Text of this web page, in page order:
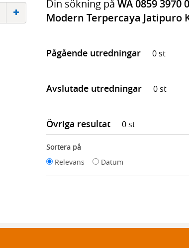
Din sökning påWA 0859
Modern Terpercaya Jatipuro
Pågående utredningar 0 st
Avslutade utredningar 0 st
Övriga resultat 0 st
Sortera på
Relevans
Datum